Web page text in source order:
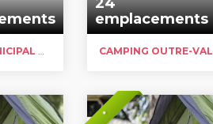
CAMPING MUNICIPAL DE LA CHÂTAIGNERAIE
emplacements
CAMPING OUTRE-VAL
*